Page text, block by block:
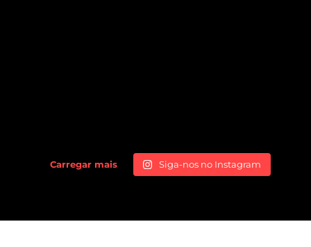
Carregar mais Siga-nos no Instagram